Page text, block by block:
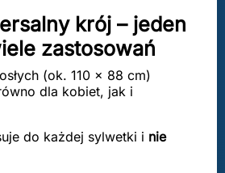
krój – jeden
zastosowań
(ok. 110 × 88 cm)
dla kobiet, jak i
do każdej sylwetki i nie